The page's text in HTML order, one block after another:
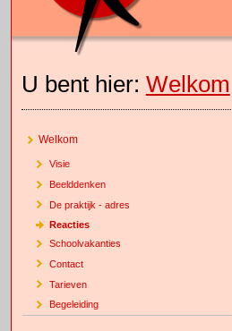
U bent hier: Welkom
Welkom
Visie
Beelddenken
De praktijk - adres
Reacties
Schoolvakanties
Contact
Tarieven
Begeleiding